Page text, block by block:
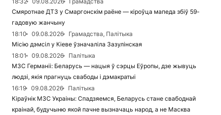
Смяротнае ДТЗ у Смаргонскім раёне — кіроўца мапеда збіў 59-
гадовую жанчыну
18:10
09.08.2026
Грамадства, Палітыка
Місію дэмсіл у Кіеве ўзначаліла Зазулінская
18:01
09.08.2026
Палітыка
МЗС Германіі: Беларусь — нацыя ў сэрцы Еўропы, дзе жывуць
людзі, якія прагнуць свабоды і дэмакратыі
16:19
09.08.2026
Палітыка
Кіраўнік МЗС Украіны: Спадзяемся, Беларусь стане свабоднай
краінай, будучыню якой пачне вызначаць народ, а не Масква